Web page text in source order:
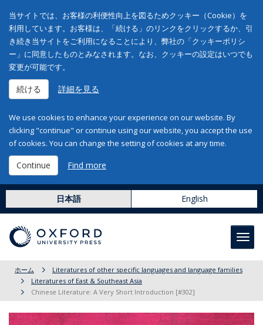
当サイトでは、お客様の利便性向上を図るためクッキー（Cookie）を
利用しています。お客様は、「続ける」のリンクをクリックするか、引
き続き当サイトをご利用になることにより、弊社の「クッキーポリシ
ー」に同意したものとみなされます。なお、クッキーの設定はいつでも
変更が可能です。
続ける 詳細を見る
We use cookies to enhance your experience on our website. By
clicking "continue" or continue using our website, you accept the use
of cookies. You can change the setting of cookies at any time.
Continue Find more
日本語 English
ホーム
Literatures of other specific languages and language families
Literatures of East & Southeast Asia
Chinese Literature: A Very Short Introduction [#302]